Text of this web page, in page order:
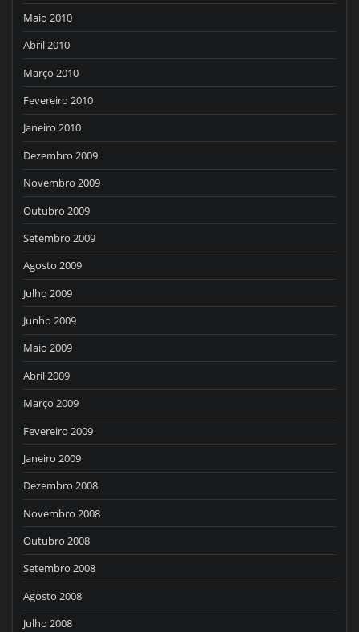
Maio 2010
Abril 2010
Março 2010
Fevereiro 2010
Janeiro 2010
Dezembro 2009
Novembro 2009
Outubro 2009
Setembro 2009
Agosto 2009
Julho 2009
Junho 2009
Maio 2009
Abril 2009
Março 2009
Fevereiro 2009
Janeiro 2009
Dezembro 2008
Novembro 2008
Outubro 2008
Setembro 2008
Agosto 2008
Julho 2008